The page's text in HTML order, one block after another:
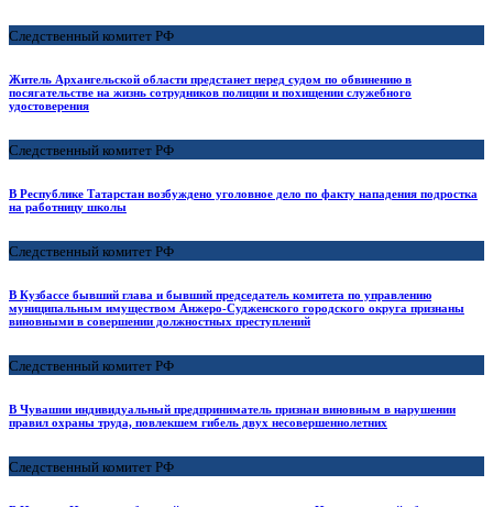
Следственный комитет РФ
Житель Архангельской области предстанет перед судом по обвинению в
посягательстве на жизнь сотрудников полиции и похищении служебного
удостоверения
Следственный комитет РФ
В Республике Татарстан возбуждено уголовное дело по факту нападения подростка
на работницу школы
Следственный комитет РФ
В Кузбассе бывший глава и бывший председатель комитета по управлению
муниципальным имуществом Анжеро-Судженского городского округа признаны
виновными в совершении должностных преступлений
Следственный комитет РФ
В Чувашии индивидуальный предприниматель признан виновным в нарушении
правил охраны труда, повлекшем гибель двух несовершеннолетних
Следственный комитет РФ